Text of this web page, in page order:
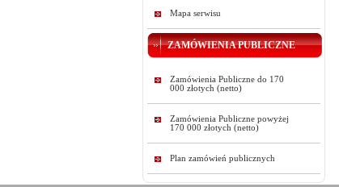
Mapa serwisu
ZAMÓWIENIA PUBLICZNE
Zamówienia Publiczne do 170
000 złotych (netto)
Zamówienia Publiczne powyżej
170 000 złotych (netto)
Plan zamówień publicznych